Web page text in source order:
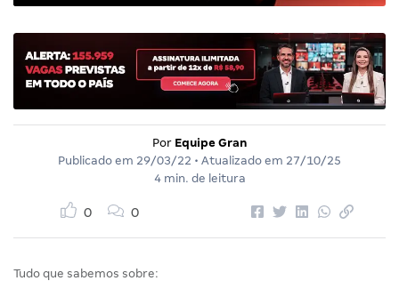
Por Equipe Gran
Publicado em 29/03/22 • Atualizado em 27/10/25
4 min. de leitura
0 0
Tudo que sabemos sobre: